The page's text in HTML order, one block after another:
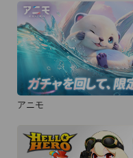
アニモ